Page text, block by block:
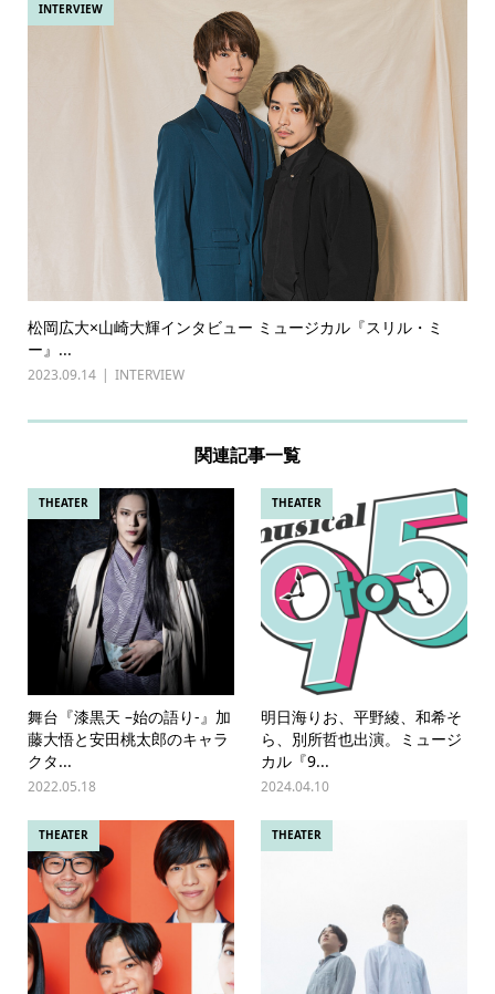
INTERVIEW
松岡広大×山崎大輝インタビュー ミュージカル『スリル・ミ
ー』...
2023.09.14 INTERVIEW
関連記事一覧
THEATER
舞台『漆黒天 –始の語り-』加
藤大悟と安田桃太郎のキャラ
クタ...
2022.05.18
THEATER
明日海りお、平野綾、和希そ
ら、別所哲也出演。ミュージ
カル『9...
2024.04.10
THEATER THEATER